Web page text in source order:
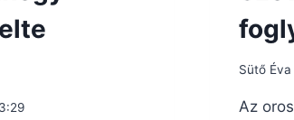
Sütő Éva
Az